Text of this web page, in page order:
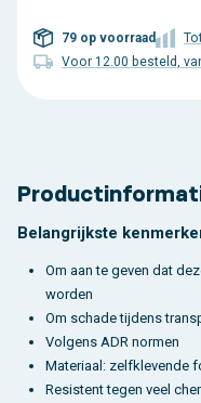
79 op voorraad
Voor 12.00 besteld,
Belangrijkste
Om aan te geven dat
worden
Om schade tijdens
Volgens ADR normen
Materiaal: zelfklevende
Resistent tegen veel